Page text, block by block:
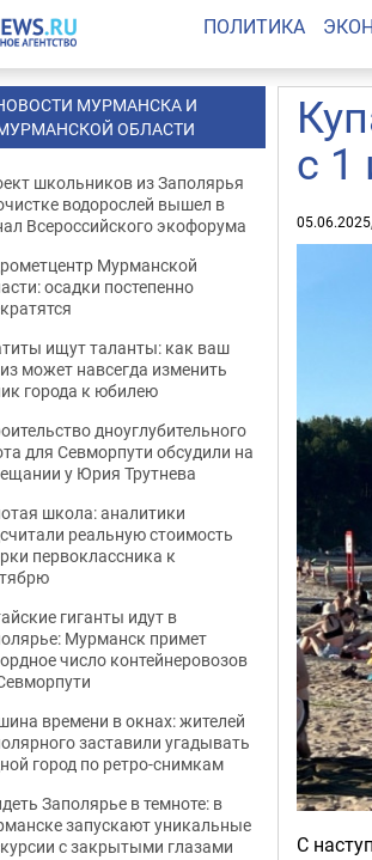
ПОЛИТИКА
с 1
С
МУРМАНСКА И
ОБЛАСТИ
школьников из Заполярья
водорослей вышел в
Всероссийского экофорума
Мурманской
осадки постепенно
ищут таланты: как ваш
может навсегда изменить
города к юбилею
дноуглубительного
для Севморпути обсудили на
у Юрия Трутнева
школа: аналитики
реальную стоимость
первоклассника к
гиганты идут в
Мурманск примет
число контейнеровозов
времени в окнах: жителей
заставили угадывать
город по ретро-снимкам
Заполярье в темноте: в
запускают уникальные
с закрытыми глазами